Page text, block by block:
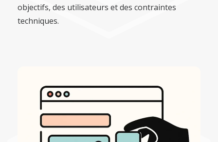
objectifs, des utilisateurs et des contraintes
techniques.